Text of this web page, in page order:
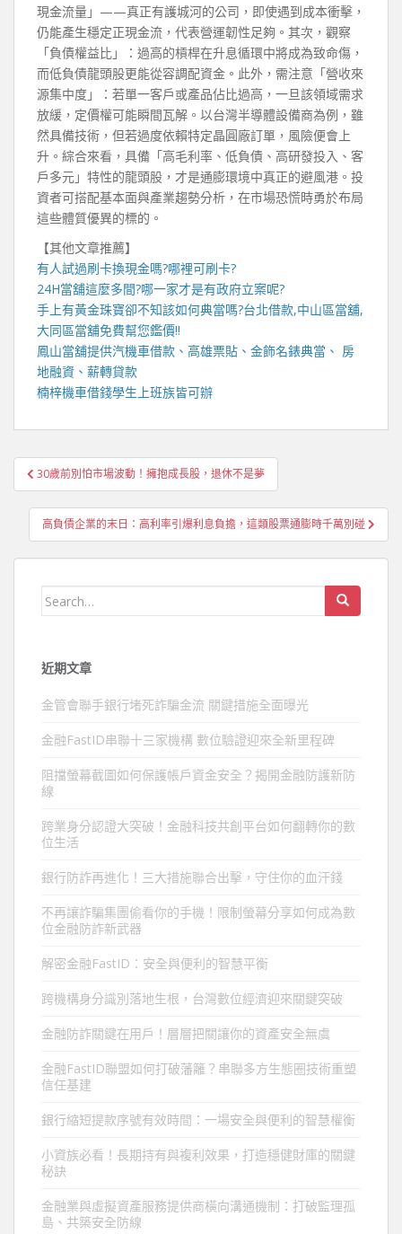
現金流量」——真正有護城河的公司，即使遇到成本衝擊，
仍能產生穩定正現金流，代表營運韌性足夠。其次，觀察
「負債權益比」：過高的槓桿在升息循環中將成為致命傷，
而低負債龍頭股更能從容調配資金。此外，需注意「營收來
源集中度」：若單一客戶或產品佔比過高，一旦該領域需求
放緩，定價權可能瞬間瓦解。以台灣半導體設備商為例，雖
然具備技術，但若過度依賴特定晶圓廠訂單，風險便會上
升。綜合來看，具備「高毛利率、低負債、高研發投入、客
戶多元」特性的龍頭股，才是通膨環境中真正的避風港。投
資者可搭配基本面與產業趨勢分析，在市場恐慌時勇於布局
這些體質優異的標的。
【其他文章推薦】
有人試過刷卡換現金嗎?哪裡可刷卡?
24H當舖這麼多間?哪一家才是有政府立案呢?
手上有黃金珠寶卻不知該如何典當嗎?台北借款,中山區當舖,
大同區當舖免費幫您鑑價!!
鳳山當舖提供汽機車借款、高雄票貼、金飾名錶典當、 房
地融資、薪轉貸款
楠梓機車借錢學生上班族皆可辦
文
章
導
覽
30歲前別怕市場波動！擁抱成長股，退休不是夢
高負債企業的末日：高利率引爆利息負擔，這類股票通膨時千萬別碰
Search
近期文章
金管會聯手銀行堵死詐騙金流 關鍵措施全面曝光
金融FastID串聯十三家機構 數位驗證迎來全新里程碑
阻擋螢幕截圖如何保護帳戶資金安全？揭開金融防護新防
線
跨業身分認證大突破！金融科技共創平台如何翻轉你的數
位生活
銀行防詐再進化！三大措施聯合出擊，守住你的血汗錢
不再讓詐騙集團偷看你的手機！限制螢幕分享如何成為數
位金融防詐新武器
解密金融FastID：安全與便利的智慧平衡
跨機構身分識別落地生根，台灣數位經濟迎來關鍵突破
金融防詐關鍵在用戶！層層把關讓你的資產安全無虞
金融FastID聯盟如何打破藩籬？串聯多方生態圈技術重塑
信任基建
銀行縮短提款序號有效時間：一場安全與便利的智慧權衡
小資族必看！長期持有與複利效果，打造穩健財庫的關鍵
秘訣
金融業與虛擬資產服務提供商橫向溝通機制：打破監理孤
島、共築安全防線